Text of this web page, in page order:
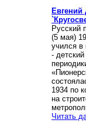
Евгений
Русский
(5 мая)
учился в
-
1934 по
на
Читать